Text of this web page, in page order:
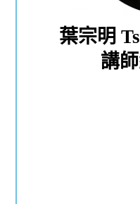
葉宗明
講